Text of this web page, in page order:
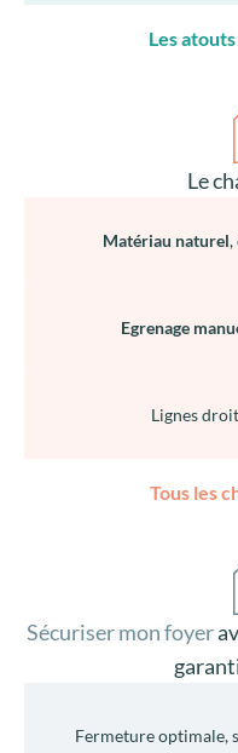
Les
Le
Matériau naturel,
Egrenage
Lignes
Tous les
Sécuriser mon foyer
Fermeture optimale,